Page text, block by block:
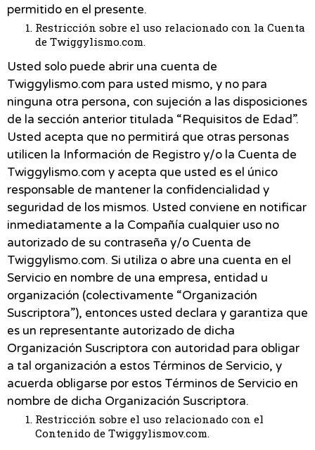
permitido en el presente.
Restricción sobre el uso relacionado con la Cuenta
de Twiggylismo.com.
Usted solo puede abrir una cuenta de
Twiggylismo.com para usted mismo, y no para
ninguna otra persona, con sujeción a las disposiciones
de la sección anterior titulada “Requisitos de Edad”.
Usted acepta que no permitirá que otras personas
utilicen la Información de Registro y/o la Cuenta de
Twiggylismo.com y acepta que usted es el único
responsable de mantener la confidencialidad y
seguridad de los mismos. Usted conviene en notificar
inmediatamente a la Compañía cualquier uso no
autorizado de su contraseña y/o Cuenta de
Twiggylismo.com. Si utiliza o abre una cuenta en el
Servicio en nombre de una empresa, entidad u
organización (colectivamente “Organización
Suscriptora”), entonces usted declara y garantiza que
es un representante autorizado de dicha
Organización Suscriptora con autoridad para obligar
a tal organización a estos Términos de Servicio, y
acuerda obligarse por estos Términos de Servicio en
nombre de dicha Organización Suscriptora.
Restricción sobre el uso relacionado con el
Contenido de Twiggylismov.com.